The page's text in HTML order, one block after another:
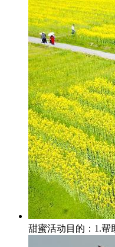
甜蜜活动目的：1.帮